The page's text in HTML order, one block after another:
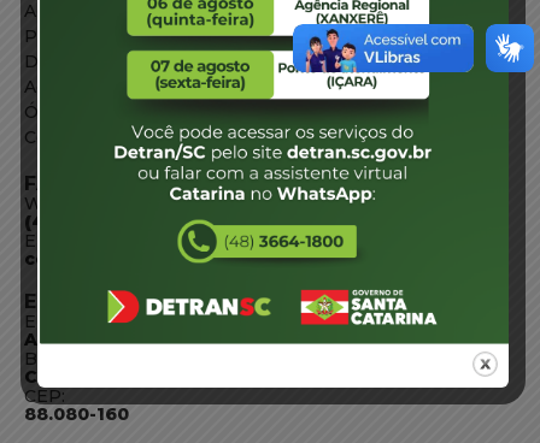
Agência de Notícias
Portal de Serviços
Diário Oficial
Acesso à Informação
Órgãos do Governo
Conheça SC
FALE CONOSCO
WhatsApp:
(48) 3664-1800
E-mail:
centraldeinformacoes@detran.sc.gov.br
ENDEREÇO
Endereço:
Av. Almirante Tamandaré - 480
Bairro:
Coqueiros, Florianópolis SC
CEP:
88.080-160